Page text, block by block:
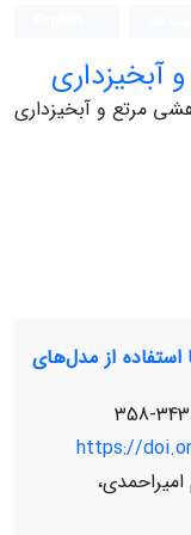
آبخیزداری
مرتع و آبخیزداری
استفاده از مدل‌های
343-358
https://